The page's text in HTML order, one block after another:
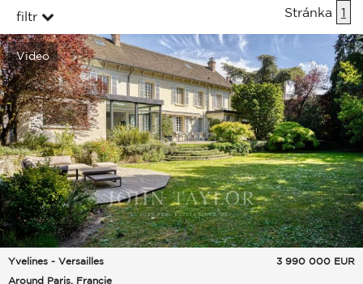
filtr Stránka 1
Video
Yvelines - Versailles
Around Paris, Francie
3 990 000 EUR